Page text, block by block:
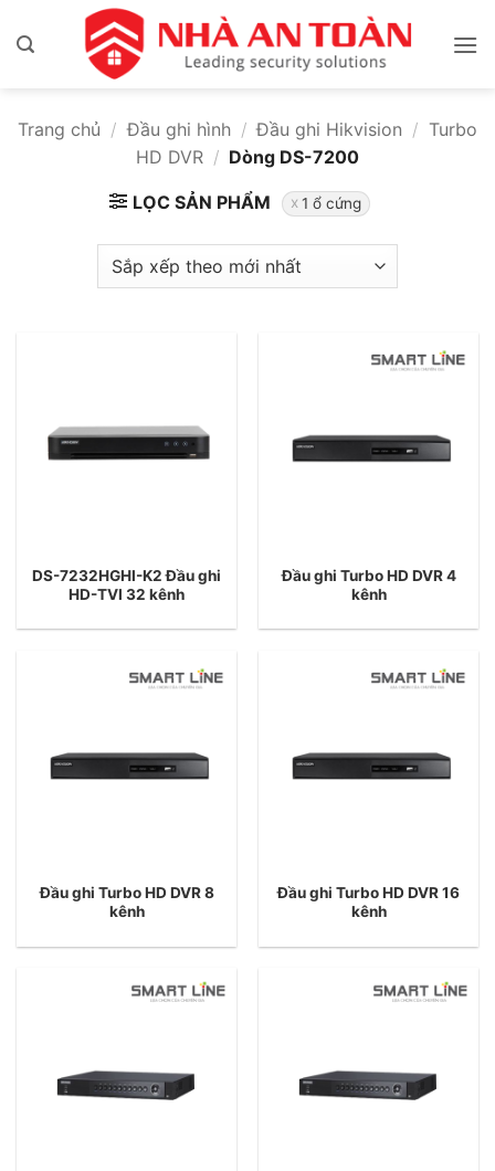
qua
Trang chủ / Đầu ghi hình / Đầu ghi Hikvision / Turbo
HD DVR / Dòng DS-7200
LỌC SẢN PHẨM 1 ổ cứng
DS-7232HGHI-K2 Đầu ghi
HD-TVI 32 kênh
Đầu ghi Turbo HD DVR 4
kênh
Đầu ghi Turbo HD DVR 8
kênh
Đầu ghi Turbo HD DVR 16
kênh